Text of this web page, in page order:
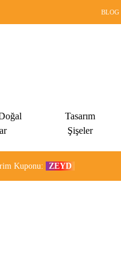
BLOG
Tasarım
Şişeler
Kuponu: ZEYD